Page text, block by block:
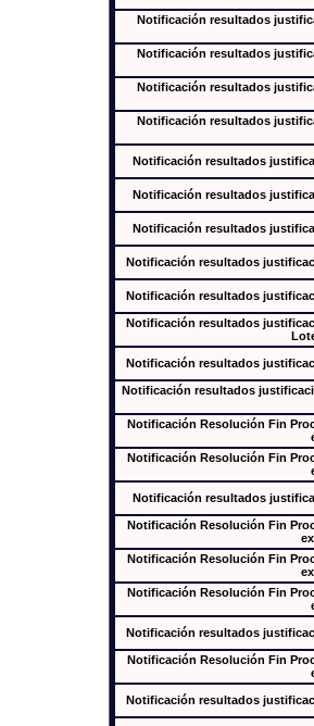
Notificación resultados
Notificación resultados
Notificación resultados
Notificación resultados
Notificación resultados
Notificación resultados
Notificación resultados
Notificación resultados
Notificación resultados
Notificación resultados
Notificación resultados
Notificación resultados
Notificación Resolución Fin
Notificación Resolución Fin
Notificación resultados
Notificación Resolución Fin
Notificación Resolución Fin
Notificación Resolución Fin
Notificación resultados
Notificación Resolución Fin
Notificación resultados